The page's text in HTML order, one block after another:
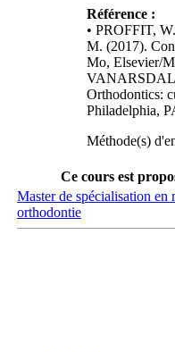
Référence :
• PROFFIT,
M. (2017).
Mo, Elsevier/
Orthodontics:
Philadelphia,
Méthode(s)
Ce cours est
Master de spécialisation en
orthodontie